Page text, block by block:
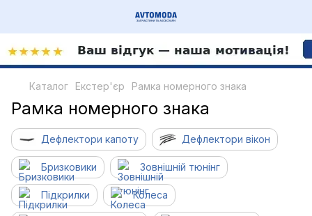
Каталог Екстер'єр Рамка номерного знака
Рамка номерного знака
Дефлектори капоту Дефлектори вікон
Бризковики Зовнішній тюнінг
Підкрилки Колеса